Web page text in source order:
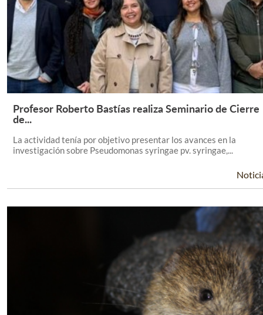
Leer Más +
Profesor Roberto Bastías realiza Seminario de Cierre
de...
La actividad tenía por objetivo presentar los avances en la
investigación sobre Pseudomonas syringae pv. syringae,...